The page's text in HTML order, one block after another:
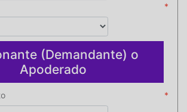
(Demandante) o
Apoderado